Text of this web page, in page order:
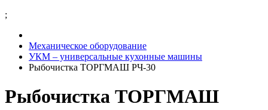
;
Механическое оборудование
УКМ – универсальные кухонные машины
Рыбочистка ТОРГМАШ РЧ-30
Рыбочистка ТОРГМАШ